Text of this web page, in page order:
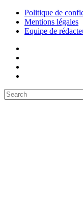
Politique de
Mentions légales
Equipe de